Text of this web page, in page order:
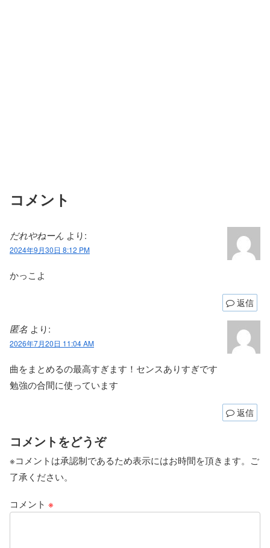
コメント
だれやねーん より:
2024年9月30日 8:12 PM
かっこよ
返信
匿名 より:
2026年7月20日 11:04 AM
曲をまとめるの最高すぎます！センスありすぎです
勉強の合間に使っています
返信
コメントをどうぞ
※コメントは承認制であるため表示にはお時間を頂きます。ご
了承ください。
コメント ※